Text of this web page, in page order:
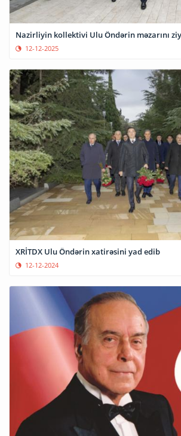
Nazirliyin kollektivi Ulu Öndərin məzarını
12-12-2025
XRİTDX Ulu Öndərin xatirəsini yad edib
12-12-2024